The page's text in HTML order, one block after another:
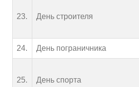
23. День строителя
24. День пограничника
25. День спорта